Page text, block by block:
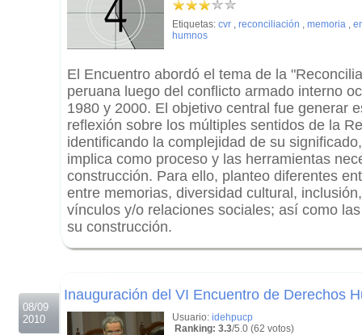
Etiquetas: cvr , reconciliación , memoria ,
humnos
El Encuentro abordó el tema de la
peruana luego del conflicto armado interno
1980 y 2000. El objetivo central fue generar
reflexión sobre los múltiples sentidos de la
identificando la complejidad de su
implica como proceso y las herramientas
construcción. Para ello, planteo diferentes
entre memorias, diversidad cultural,
vínculos y/o relaciones sociales; así como
su construcción.
08/09
2010
Inauguración del VI Encuentro de Derechos
Usuario: idehpucp
Ranking: 3.3/5.0 (62 votos)